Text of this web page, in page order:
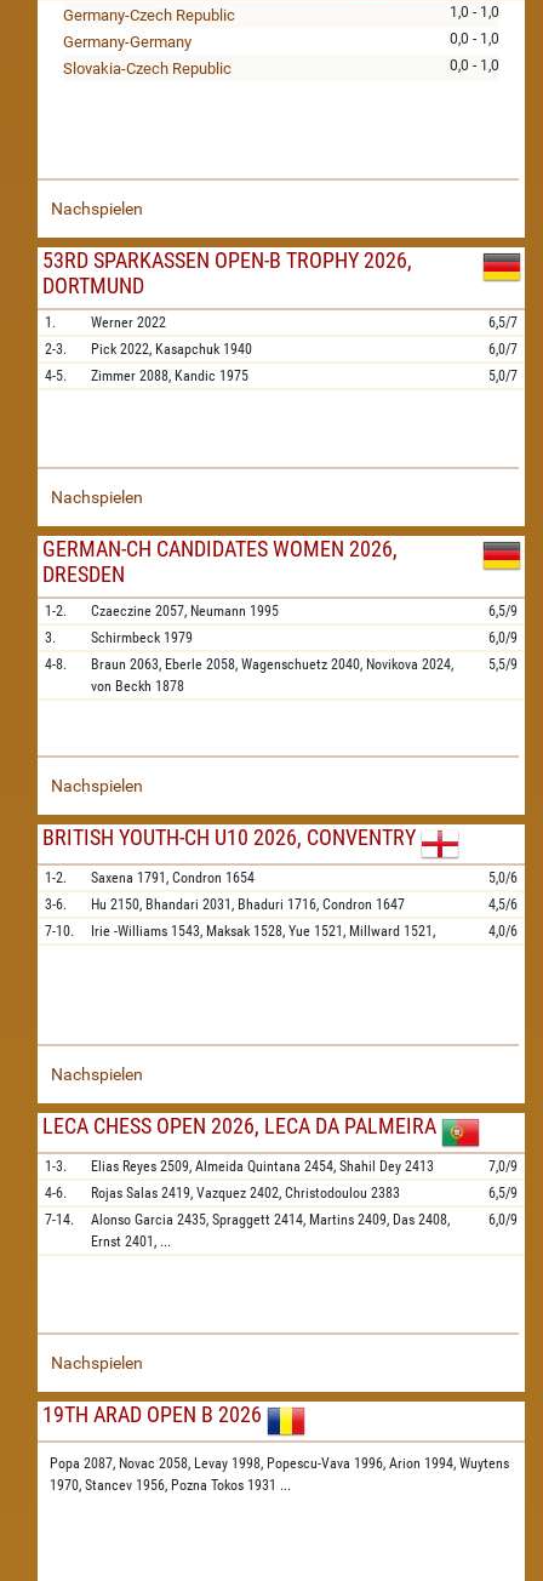
1,0 - 1,0
Germany-Czech Republic
0,0 - 1,0
Germany-Germany
0,0 - 1,0
Slovakia-Czech Republic
Nachspielen
53RD SPARKASSEN OPEN-B TROPHY 2026,
DORTMUND
1. Werner 2022
6,5/7
2-3.
Pick 2022, Kasapchuk 1940
6,0/7
4-5.
Zimmer 2088, Kandic 1975 5,0/7
Nachspielen
GERMAN-CH CANDIDATES WOMEN 2026,
DRESDEN
1-2. Czaeczine 2057, Neumann 1995
6,5/9
3.
Schirmbeck 1979
6,0/9
4-8.
Braun 2063, Eberle 2058, Wagenschuetz 2040, Novikova 2024,
von Beckh 1878
5,5/9
Nachspielen
BRITISH YOUTH-CH U10 2026, CONVENTRY
1-2. Saxena 1791, Condron 1654
5,0/6
3-6.
Hu 2150, Bhandari 2031, Bhaduri 1716, Condron 1647
4,5/6
7-10.
Irie -Williams 1543, Maksak 1528, Yue 1521, Millward 1521, 4,0/6
Nachspielen
LECA CHESS OPEN 2026, LECA DA PALMEIRA
1-3. Elias Reyes 2509, Almeida Quintana 2454, Shahil Dey 2413
7,0/9
4-6.
Rojas Salas 2419, Vazquez 2402, Christodoulou 2383
6,5/9
7-14.
Alonso Garcia 2435, Spraggett 2414, Martins 2409, Das 2408,
Ernst 2401, ...
6,0/9
Nachspielen
19TH ARAD OPEN B 2026
Popa 2087, Novac 2058, Levay 1998, Popescu-Vava 1996, Arion 1994, Wuytens
1970, Stancev 1956, Pozna Tokos 1931 ...